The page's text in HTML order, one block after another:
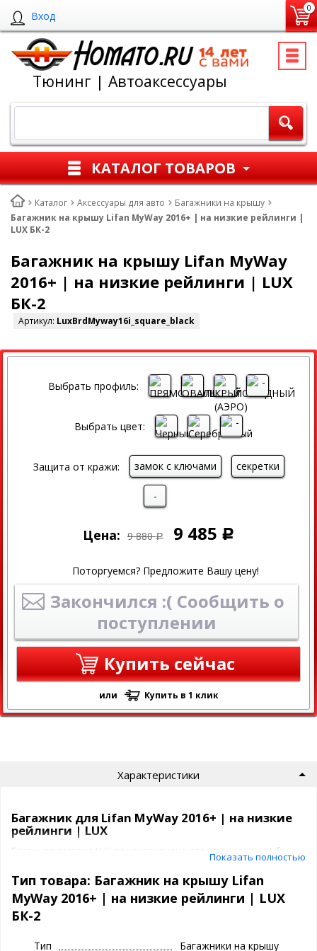
Вход
0
Тюнинг | Автоаксессуары
КАТАЛОГ ТОВАРОВ
Каталог Аксессуары для авто
Багажники на крышу
Багажник на крышу Lifan MyWay 2016+ | на низкие рейлинги |
LUX БК-2
Багажник на крышу Lifan MyWay
2016+ | на низкие рейлинги | LUX
БК-2
Артикул: LuxBrdMyway16i_square_black
СКИДКА
Выбрать профиль:
Выбрать цвет:
Защита от кражи: замок с ключами секретки
-
Цена: 9 880 Р 9 485 Р
Поторгуемся? Предложите Вашу цену!
Закончился :( Сообщить о
поступлении
Купить сейчас
или Купить в 1 клик
Характеристики
Багажник для Lifan MyWay 2016+ | на низкие
рейлинги | LUX
Багажная система LUX предназначена для установки на Lifan
MyWay 2016+ | на низкие рейлинги на крышу автомобиля.
Багажник ЛЮКС представляет собой
2 поперечины
4 адаптера под ваш авто
Багажник LUX имеет защиту от кражи:
Показать полностью
Тип товара: Багажник на крышу Lifan
MyWay 2016+ | на низкие рейлинги | LUX
БК-2
Тип
Багажники на крышу